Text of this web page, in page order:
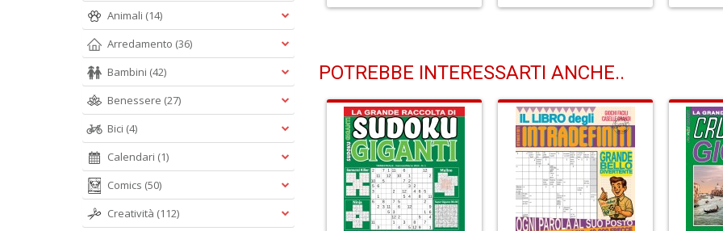
POTREBBE INTERESSARTI ANCHE..
Animali (14)
Arredamento (36)
Bambini (42)
Benessere (27)
Bici (4)
Calendari (1)
Comics (50)
Creatività (112)